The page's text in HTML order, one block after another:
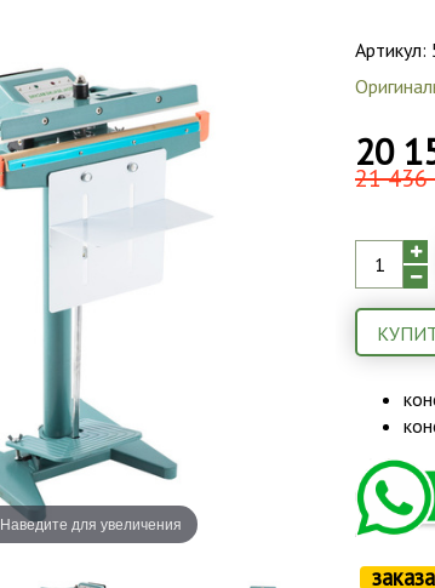
Наведите для увеличения
Артикул:
20
21 436